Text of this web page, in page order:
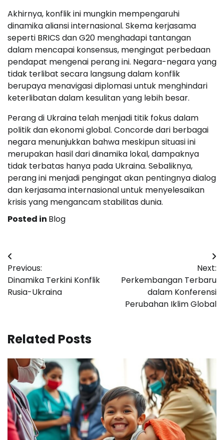
Akhirnya, konflik ini mungkin mempengaruhi
dinamika aliansi internasional. Skema kerjasama
seperti BRICS dan G20 menghadapi tantangan
dalam mencapai konsensus, mengingat perbedaan
pendapat mengenai perang ini. Negara-negara yang
tidak terlibat secara langsung dalam konflik
berupaya menavigasi diplomasi untuk menghindari
keterlibatan dalam kesulitan yang lebih besar.
Perang di Ukraina telah menjadi titik fokus dalam
politik dan ekonomi global. Concorde dari berbagai
negara menunjukkan bahwa meskipun situasi ini
merupakan hasil dari dinamika lokal, dampaknya
tidak terbatas hanya pada Ukraina. Sebaliknya,
perang ini menjadi pengingat akan pentingnya dialog
dan kerjasama internasional untuk menyelesaikan
krisis yang mengancam stabilitas dunia.
Posted in Blog
Navigasi
pos
Previous:
Dinamika Terkini Konflik
Rusia-Ukraina
Next:
Perkembangan Terbaru
dalam Konferensi
Perubahan Iklim Global
Related Posts